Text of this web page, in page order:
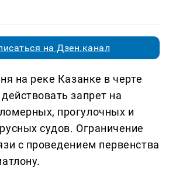
на Дзен.канал
на реке Казанке в черте
запрет на
прогулочных и
судов. Ограничение
с проведением первенства